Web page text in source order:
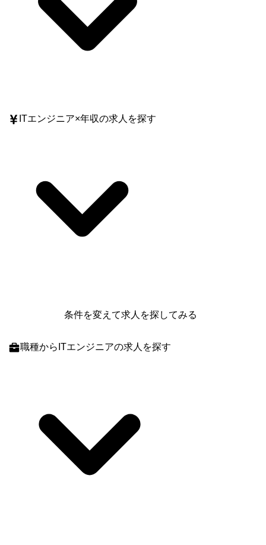
ITエンジニア×年収の求人を探す
条件を変えて求人を探してみる
職種からITエンジニアの求人を探す